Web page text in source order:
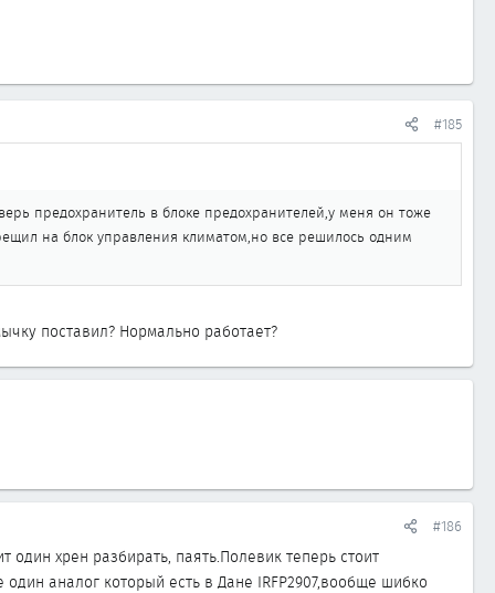
#185
предохранитель в блоке предохранителей,у меня он тоже
на блок управления климатом,но все решилось одним
поставил? Нормально работает?
#186
хрен разбирать, паять.Полевик теперь стоит
аналог который есть в Дане IRFP2907,вообще шибко